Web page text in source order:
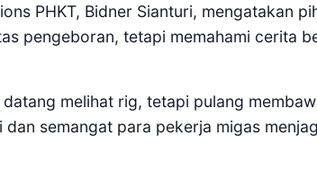
PHKT, Bidner Sianturi, mengatakan
pengeboran, tetapi memahami cerita
melihat rig, tetapi pulang
semangat para pekerja migas